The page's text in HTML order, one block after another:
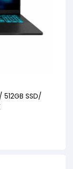
512GB SSD/